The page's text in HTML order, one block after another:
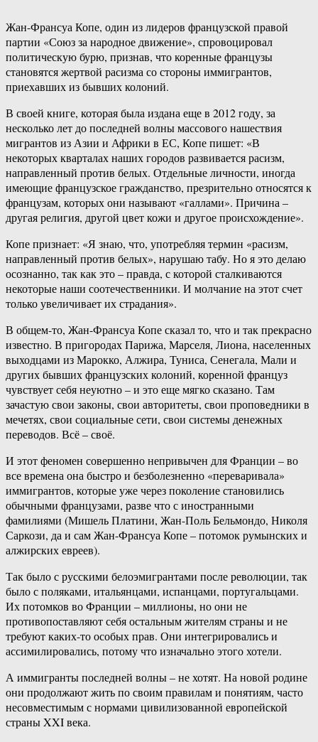
Жан-Франсуа Копе, один из лидеров французской правой
партии «Союз за народное движение», спровоцировал
политическую бурю, признав, что коренные французы
становятся жертвой расизма со стороны иммигрантов,
приехавших из бывших колоний.
В своей книге, которая была издана еще в 2012 году, за
несколько лет до последней волны массового нашествия
мигрантов из Азии и Африки в ЕС, Копе пишет: «В
некоторых кварталах наших городов развивается расизм,
направленный против белых. Отдельные личности, иногда
имеющие французское гражданство, презрительно относятся к
французам, которых они называют «галлами». Причина –
другая религия, другой цвет кожи и другое происхождение».
Копе признает: «Я знаю, что, употребляя термин «расизм,
направленный против белых», нарушаю табу. Но я это делаю
осознанно, так как это – правда, с которой сталкиваются
некоторые наши соотечественники. И молчание на этот счет
только увеличивает их страдания».
В общем-то, Жан-Франсуа Копе сказал то, что и так прекрасно
известно. В пригородах Парижа, Марселя, Лиона, населенных
выходцами из Марокко, Алжира, Туниса, Сенегала, Мали и
других бывших французских колоний, коренной француз
чувствует себя неуютно – и это еще мягко сказано. Там
зачастую свои законы, свои авторитеты, свои проповедники в
мечетях, свои социальные сети, свои системы денежных
переводов. Всё – своё.
И этот феномен совершенно непривычен для Франции – во
все времена она быстро и безболезненно «переваривала»
иммигрантов, которые уже через поколение становились
обычными французами, разве что с иностранными
фамилиями (Мишель Платини, Жан-Поль Бельмондо, Николя
Саркози, да и сам Жан-Франсуа Копе – потомок румынских и
алжирских евреев).
Так было с русскими белоэмигрантами после революции, так
было с поляками, итальянцами, испанцами, португальцами.
Их потомков во Франции – миллионы, но они не
противопоставляют себя остальным жителям страны и не
требуют каких-то особых прав. Они интегрировались и
ассимилировались, потому что изначально этого хотели.
А иммигранты последней волны – не хотят. На новой родине
они продолжают жить по своим правилам и понятиям, часто
несовместимым с нормами цивилизованной европейской
страны XXI века.